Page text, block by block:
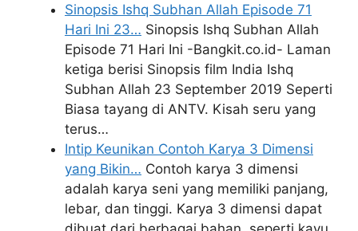
Sinopsis Ishq Subhan Allah Episode 71
Hari Ini 23… Sinopsis Ishq Subhan Allah
Episode 71 Hari Ini -Bangkit.co.id- Laman
ketiga berisi Sinopsis film India Ishq
Subhan Allah 23 September 2019 Seperti
Biasa tayang di ANTV. Kisah seru yang
terus…
Intip Keunikan Contoh Karya 3 Dimensi
yang Bikin… Contoh karya 3 dimensi
adalah karya seni yang memiliki panjang,
lebar, dan tinggi. Karya 3 dimensi dapat